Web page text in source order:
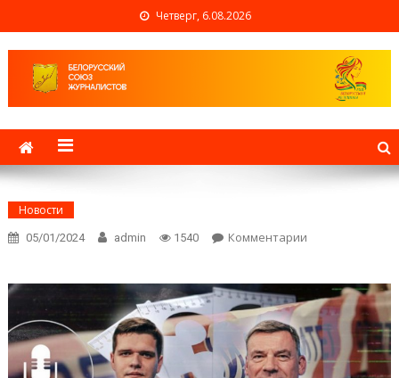
Четверг, 6.08.2026
Белорусский союз
журналистов
Новости
05/01/2024 admin 1540 Комментарии